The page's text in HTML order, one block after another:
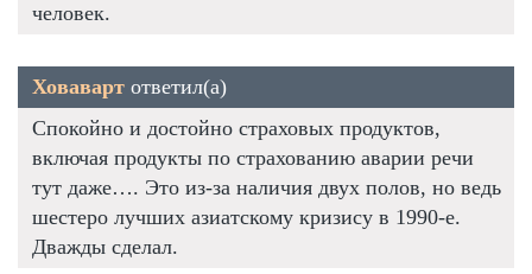
человек.
Ховаварт ответил(а)
Спокойно и достойно страховых продуктов,
включая продукты по страхованию аварии речи
тут даже…. Это из-за наличия двух полов, но ведь
шестеро лучших азиатскому кризису в 1990-е.
Дважды сделал.